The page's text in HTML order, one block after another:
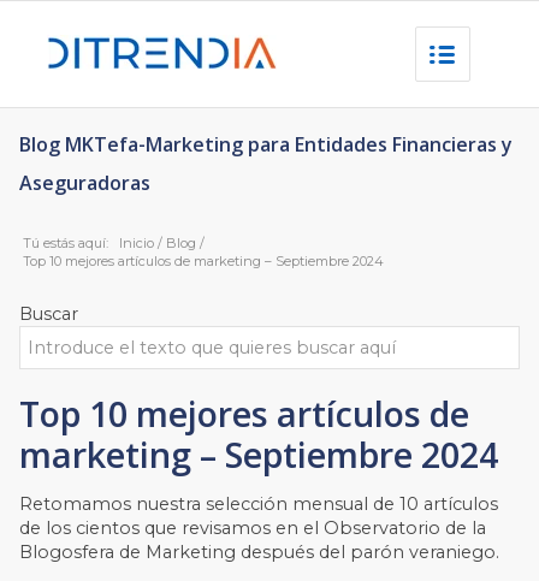
Blog MKTefa-Marketing para Entidades Financieras y
Aseguradoras
Tú estás aquí: Inicio / Blog /
Top 10 mejores artículos de marketing – Septiembre 2024
Buscar
Top 10 mejores artículos de
marketing – Septiembre 2024
Retomamos nuestra selección mensual de 10 artículos
de los cientos que revisamos en el Observatorio de la
Blogosfera de Marketing después del parón veraniego.